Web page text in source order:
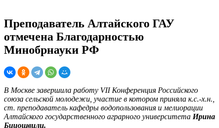
Преподаватель Алтайского ГАУ
отмечена Благодарностью
Минобрнауки РФ
В Москве завершила работу VII Конференция Российского
союза сельской молодежи, участие в котором приняла к.с.-х.н.,
ст. преподаватель кафедры водопользования и мелиорации
Алтайского государственного аграрного университета Ирина
Бицошвили.